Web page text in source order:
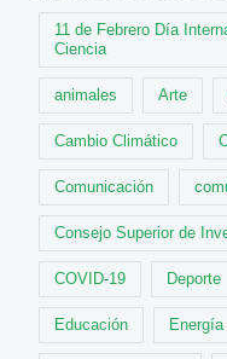
11 de Febrero Día
Ciencia
animales Arte
Cambio Climático
Comunicación
Consejo Superior de
COVID-19 Deporte
Educación Energía